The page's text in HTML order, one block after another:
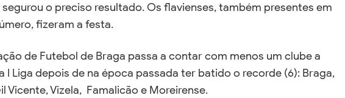
o preciso resultado. Os flavienses, também presentes em
fizeram a festa.
de Futebol de Braga passa a contar com menos um clube a
I Liga depois de na época passada ter batido o recorde (6): Braga,
Vicente, Vizela, Famalicão e Moreirense.